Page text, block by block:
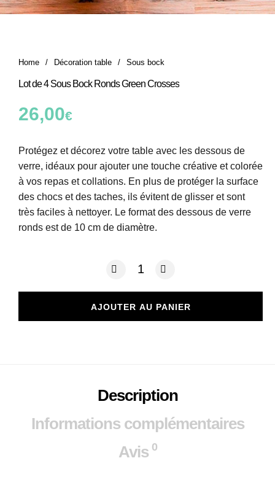
Home / Décoration table / Sous bock
Lot de 4 Sous Bock Ronds Green Crosses
26,00€
Protégez et décorez votre table avec les dessous de
verre, idéaux pour ajouter une touche créative et colorée
à vos repas et collations. En plus de protéger la surface
des chocs et des taches, ils évitent de glisser et sont
très faciles à nettoyer. Le format des dessous de verre
ronds est de 10 cm de diamètre.
quantité de Lot de 4 Sous Bock
AJOUTER AU PANIER
Description
Informations complémentaires
Avis 0